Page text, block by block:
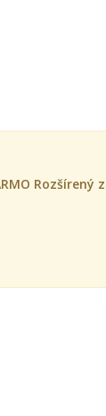
Rozšírený